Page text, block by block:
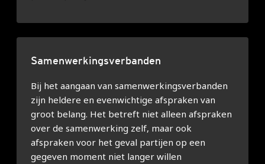
Samenwerkingsverbanden
Bij het aangaan van samenwerkingsverbanden
zijn heldere en evenwichtige afspraken van
groot belang. Het betreft niet alleen afspraken
over de samenwerking zelf, maar ook
afspraken voor het geval partijen op een
gegeven moment niet langer willen